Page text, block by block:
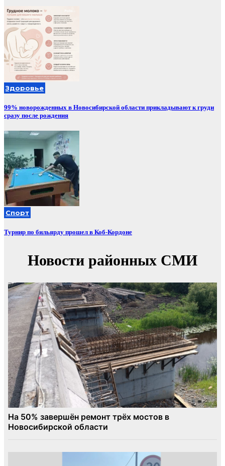
Здоровье
99% новорожденных в Новосибирской области прикладывают к груди
сразу после рождения
Спорт
Турнир по бильярду прошел в Коб-Кордоне